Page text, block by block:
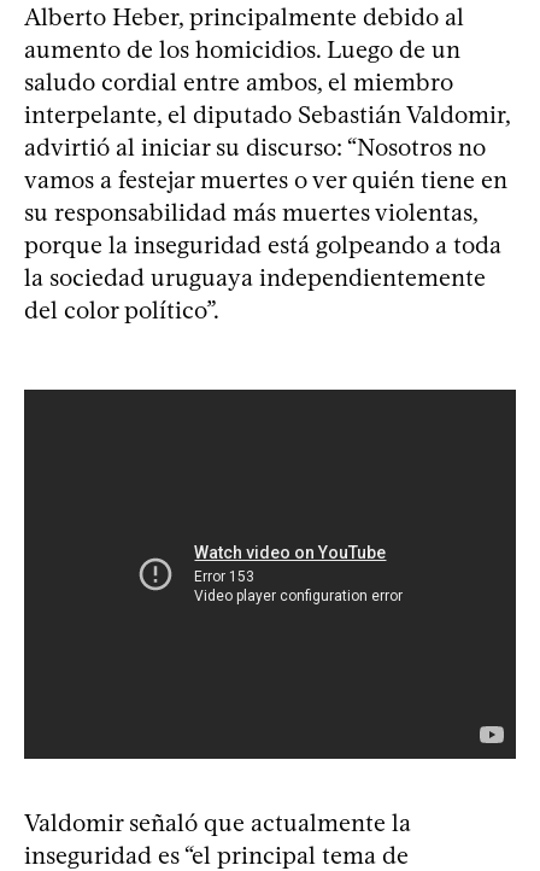
Alberto Heber, principalmente debido al
aumento de los homicidios. Luego de un
saludo cordial entre ambos, el miembro
interpelante, el diputado Sebastián Valdomir,
advirtió al iniciar su discurso: “Nosotros no
vamos a festejar muertes o ver quién tiene en
su responsabilidad más muertes violentas,
porque la inseguridad está golpeando a toda
la sociedad uruguaya independientemente
del color político”.
Valdomir señaló que actualmente la
inseguridad es “el principal tema de